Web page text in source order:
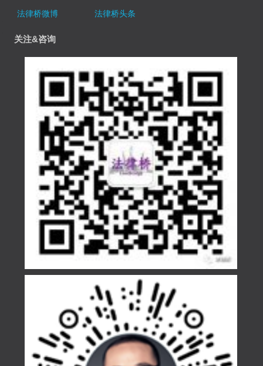
法律桥微博
法律桥头条
关注&咨询